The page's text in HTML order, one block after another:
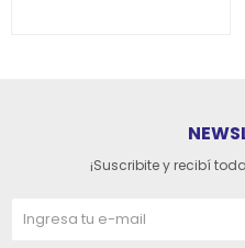
¡Suscribite y recibí